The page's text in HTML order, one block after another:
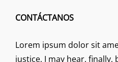
CONTÁCTANOS
Lorem ipsum dolor sit
justice, I may hear, finally,